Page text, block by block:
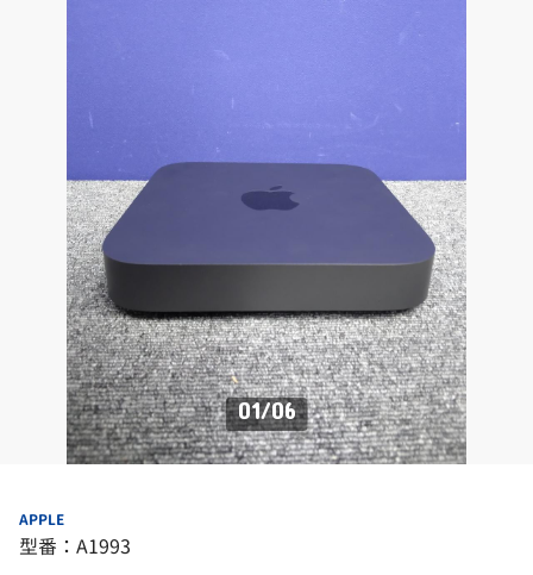
01/06
APPLE
型番：A1993